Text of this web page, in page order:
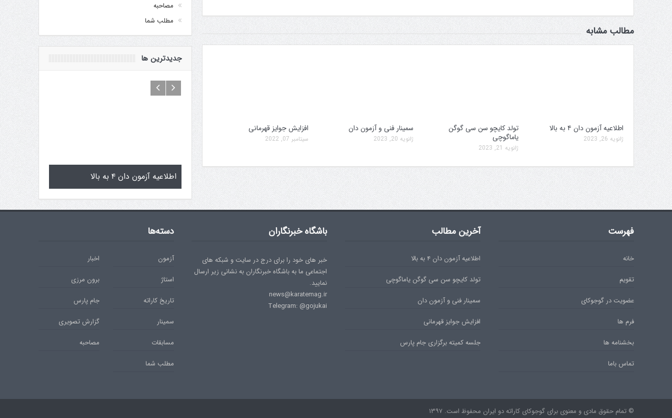
مطالب مشابه
اطلاعیه آزمون دان ۴ به بالا
ژانویه 26, 2023
تولد کایچو سن سی گوگن
یاماگوچی
ژانویه 21, 2023
سمینار فنی و آزمون دان
ژانویه 20, 2023
افزایش جوایز قهرمانی
سپتامبر 07, 2022
مصاحبه
مطلب شما
جدیدترین ها
اطلاعیه آزمون دان ۴ به بالا تولد کایچو سن سی گوگن یاماگوچی سمینار فنی و آزمون دان افزایش جوایز قهرمانی کمیته برگزاری جام پارس
فهرست
خانه
تقویم
عضویت در گوجوکای
فرم ها
بخشنامه ها
تماس باما
آخرین مطالب
اطلاعیه آزمون دان ۴ به بالا
تولد کایچو سن سی گوگن یاماگوچی
سمینار فنی و آزمون دان
افزایش جوایز قهرمانی
جلسه کمیته برگزاری جام پارس
باشگاه خبرنگاران
خبر های خود را برای درج در سایت و شبکه های
اجتماعی ما به باشگاه خبرنگاران به نشانی زیر ارسال
نمایید.
news@karatemag.ir
Telegram: @gojukai
دسته‌ها
آزمون
اخبار
استاژ
برون مرزی
تاریخ کاراته
جام پارس
سمینار
گزارش تصویری
مسابقات
مصاحبه
مطلب شما
© تمام حقوق مادی و معنوی برای گوجوکای کاراته دو ایران محفوظ است. ۱۳۹۷